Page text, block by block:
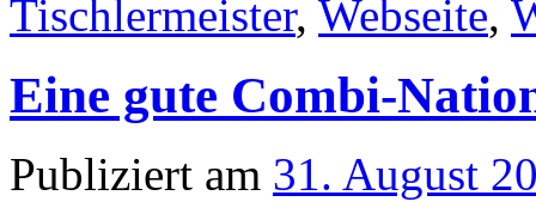
Tischlermeister, Webseite,
Eine gute Combi-
Publiziert am 31. August